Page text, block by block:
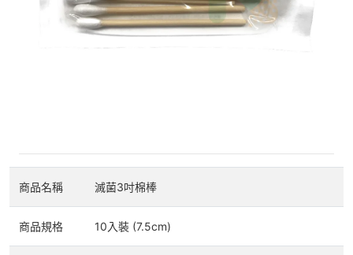
商品名稱 滅菌3吋棉棒
商品規格 10入裝 (7.5cm)